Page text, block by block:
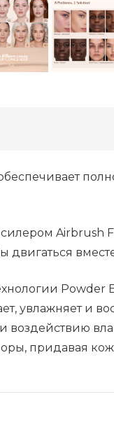
Airbrush
двигаться
увлажняет и
воздействию
придавая